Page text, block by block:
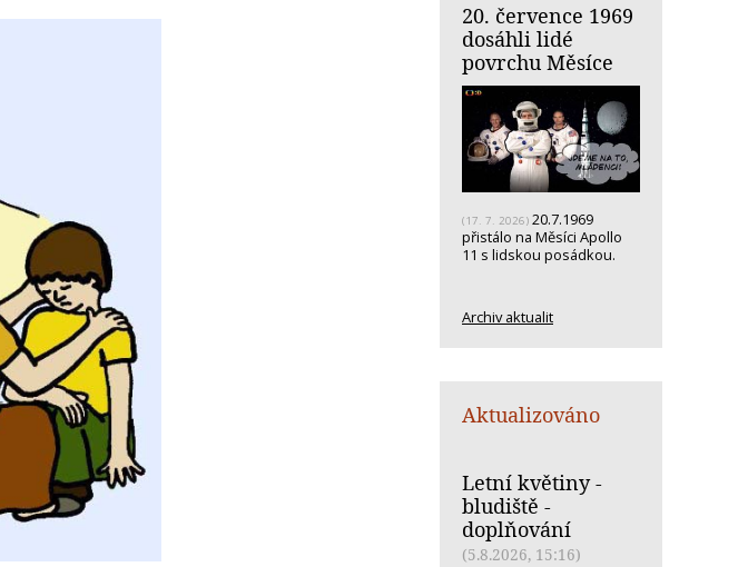
20. července 1969
dosáhli lidé
povrchu Měsíce
(17. 7. 2026) 20.7.1969
přistálo na Měsíci Apollo
11 s lidskou posádkou.
Archiv aktualit
Aktualizováno
Letní květiny -
bludiště -
doplňování
(5.8.2026, 15:16)